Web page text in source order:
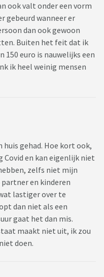
ook valt onder een vorm
gebeurd wanneer er
dan ook gewoon
Buiten het feit dat ik
150 euro is nauwelijks een
ik heel weinig mensen
huis gehad. Hoe kort ook,
Covid en kan eigenlijk niet
zelfs niet mijn
en kinderen
lastiger over te
dan niet als een
gaat het dan mis.
maakt niet uit, ik zou
doen.